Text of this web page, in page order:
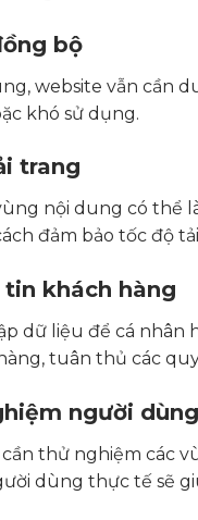
bộ
website vẫn cần
khó sử dụng.
trang
nội dung có thể
đảm bảo tốc độ
khách hàng
dữ liệu để cá nhân
tuân thủ các
người dùng
thử nghiệm các
dùng thực tế sẽ